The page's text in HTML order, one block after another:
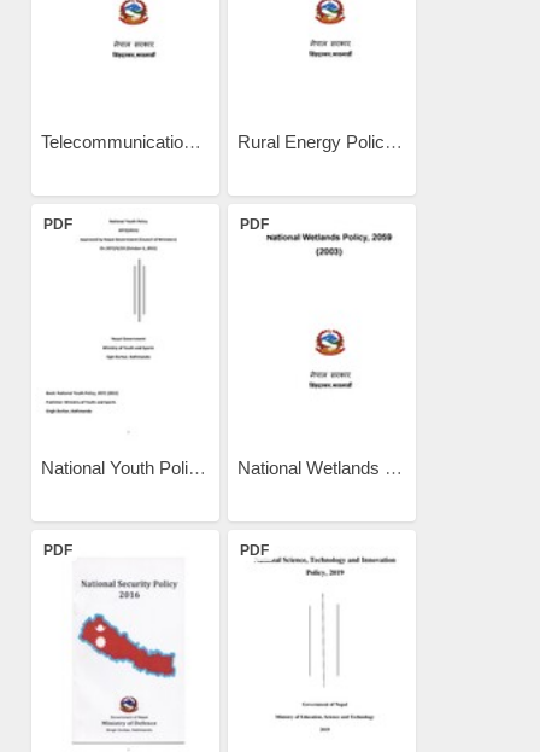
Telecommunication Policy... Rural Energy Policy, 2006
PDF
National Youth Policy 2015
PDF
National Wetlands Policy...
PDF PDF